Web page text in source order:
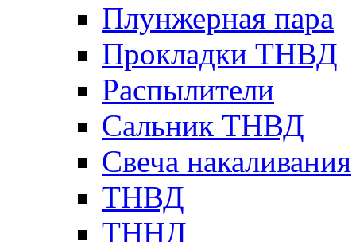
Плунжерная пара
Прокладки ТНВД
Распылители
Сальник ТНВД
Свеча накаливания
ТНВД
ТННД